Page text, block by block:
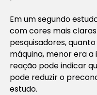
Em um segundo
com cores mais
pesquisadores,
máquina, menor era a
reação pode indicar
pode reduzir o
estudo.